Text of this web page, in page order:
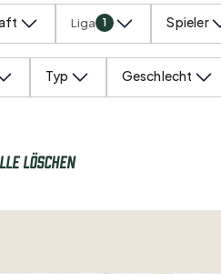
Liga 1 Spieler
Typ Geschlecht
löschen